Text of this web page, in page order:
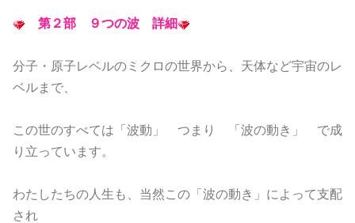
第２部 ９つの波 詳細
分子・原子レベルのミクロの世界から、天体など宇宙のレ
ベルまで、
この世のすべては「波動」 つまり 「波の動き」 で成
り立っています。
わたしたちの人生も、当然この「波の動き」によって支配
され